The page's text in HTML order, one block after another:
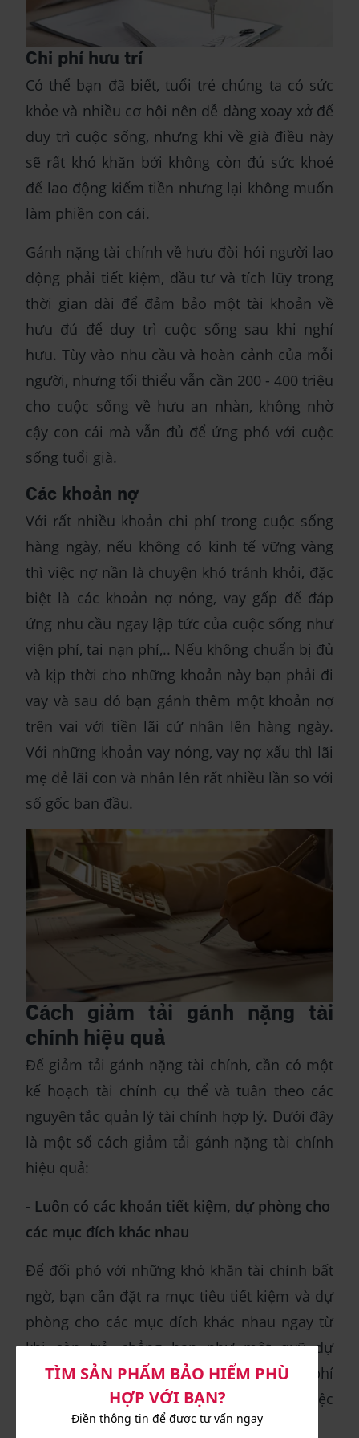
Chi phí hưu trí
Có thể bạn đã biết, tuổi trẻ chúng ta có sức
khỏe và nhiều cơ hội nên dễ dàng xoay xở để
duy trì cuộc sống, nhưng khi về già điều này
sẽ rất khó khăn bởi không còn đủ sức khoẻ
để lao động kiếm tiền nhưng lại không muốn
làm phiền con cái.
Gánh nặng tài chính về hưu đòi hỏi người lao
động phải tiết kiệm, đầu tư và tích lũy trong
thời gian dài để đảm bảo một tài khoản về
hưu đủ để duy trì cuộc sống sau khi nghỉ
hưu. Tùy vào nhu cầu và hoàn cảnh của mỗi
người, nhưng tối thiểu vẫn cần 200 - 400 triệu
cho cuộc sống về hưu an nhàn, không nhờ
cậy con cái mà vẫn đủ để ứng phó với cuộc
sống tuổi già.
Các khoản nợ
Với rất nhiều khoản chi phí trong cuộc sống
hàng ngày, nếu không có kinh tế vững vàng
thì việc nợ nần là chuyện khó tránh khỏi, đặc
biệt là các khoản nợ nóng, vay gấp để đáp
ứng nhu cầu ngay lập tức của cuộc sống như
viện phí, tai nạn phí,.. Nếu không chuẩn bị đủ
và kịp thời cho những khoản này bạn phải đi
vay và sau đó bạn gánh thêm một khoản nợ
trên vai với tiền lãi cứ nhân lên hàng ngày.
Với những khoản vay nóng, vay nợ xấu thì lãi
mẹ đẻ lãi con và nhân lên rất nhiều lần so với
số gốc ban đầu.
Cách giảm tải gánh nặng tài
chính hiệu quả
Để giảm tải gánh nặng tài chính, cần có một
kế hoạch tài chính cụ thể và tuân theo các
nguyên tắc quản lý tài chính hợp lý. Dưới đây
là một số cách giảm tải gánh nặng tài chính
hiệu quả:
- Luôn có các khoản tiết kiệm, dự phòng cho
các mục đích khác nhau
Để đối phó với những khó khăn tài chính bất
ngờ, bạn cần đặt ra mục tiêu tiết kiệm và dự
phòng cho các mục đích khác nhau ngay từ
khi còn trẻ, chẳng hạn như một quỹ dự
phòng cho các chi phí y tế khẩn cấp, chi phí
sửa chữa nhà cửa, hoặc chuẩn bị cho việc
thất nghiệp hoặc giảm lương.